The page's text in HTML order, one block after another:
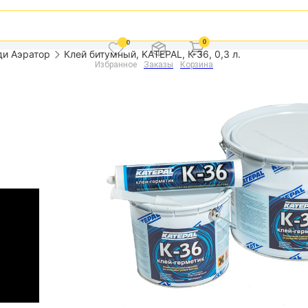
0
Избранное Заказы
0
Корзина
Аэратор Клей битумный, KATEPAL, К-36, 0,3 л.